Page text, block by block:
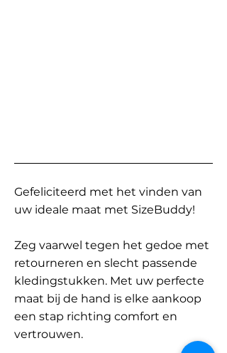
Gefeliciteerd met het vinden van
uw ideale maat met SizeBuddy!
Zeg vaarwel tegen het gedoe met
retourneren en slecht passende
kledingstukken. Met uw perfecte
maat bij de hand is elke aankoop
een stap richting comfort en
vertrouwen.